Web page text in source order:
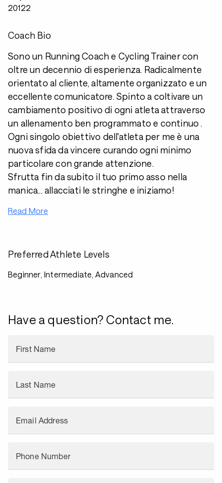
20122
Coach Bio
Sono un Running Coach e Cycling Trainer con
oltre un decennio di esperienza. Radicalmente
orientato al cliente, altamente organizzato e un
eccellente comunicatore. Spinto a coltivare un
cambiamento positivo di ogni atleta attraverso
un allenamento ben programmato e continuo .
Ogni singolo obiettivo dell'atleta per me è una
nuova sfida da vincere curando ogni minimo
particolare con grande attenzione.
Sfrutta fin da subito il tuo primo asso nella
manica... allacciati le stringhe e iniziamo!
Read More
Preferred Athlete Levels
Beginner, Intermediate, Advanced
Have a question? Contact me.
First Name
Last Name
Email Address
Phone Number